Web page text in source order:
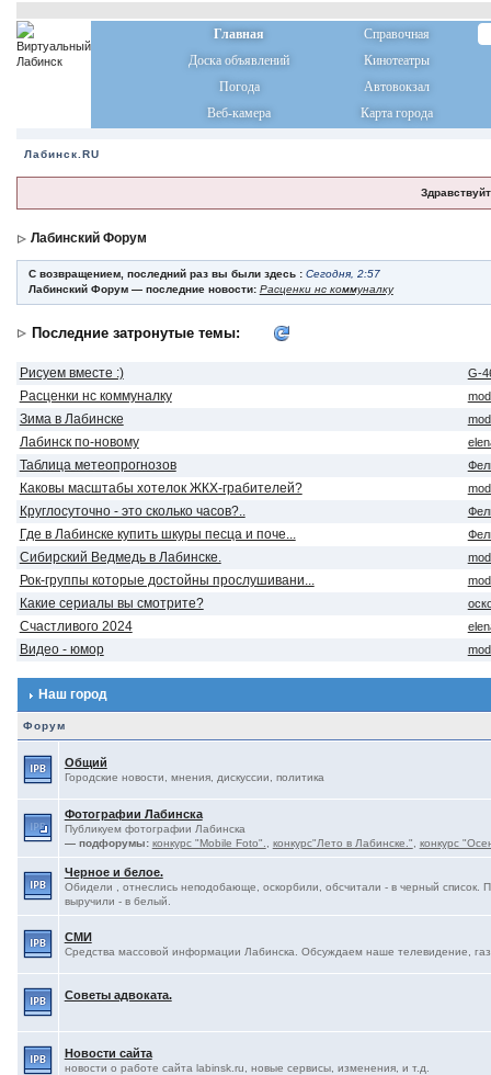
Главная
Справочная
Доска объявлений
Кинотеатры
Погода
Автовокзал
Веб-камера
Карта города
Лабинск.RU
Лабинский Форум
С возвращением, последний раз вы были здесь : Сегодня, 2:57
Лабинский Форум — последние новости: Расценки нс коммуналку
Последние затронутые темы:
Рисуем вместе :) G-
Расценки нс коммуналку
Зима в Лабинске
Лабинск по-новому
Таблица метеопрогнозов
Каковы масштабы хотелок ЖКХ-грабителей?
Круглосуточно - это сколько часов?..
Где в Лабинске купить шкуры песца и поче...
Сибирский Ведмедь в Лабинске.
Рок-группы которые достойны прослушивани...
Какие сериалы вы смотрите?
Счастливого 2024
Видео - юмор
Наш город
Форум
Общий
Городские новости, мнения, дискуссии, политика
Фотографии Лабинска
Публикуем фотографии Лабинска
— подфорумы: конкурс "Mobile Foto". конкурс"Лето в Лабинске." конкурс
Черное и белое.
Обидели , отнеслись неподобающе, оскорбили, обсчитали - в черный список.
выручили - в белый.
СМИ
Средства массовой информации Лабинска. Обсуждаем наше телевидение,
Советы адвоката.
Новости сайта
новости о работе сайта labinsk.ru, новые сервисы, изменения, и т.д.